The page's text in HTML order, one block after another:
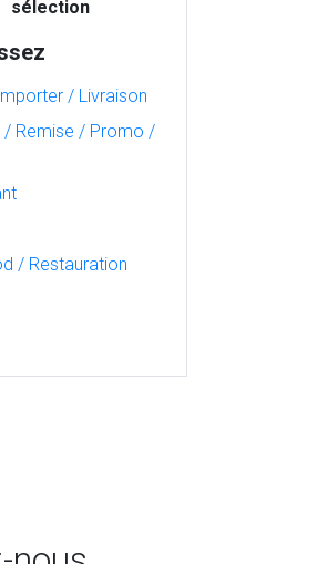
sélection
/ Livraison
/ Remise / Promo /
/ Restauration